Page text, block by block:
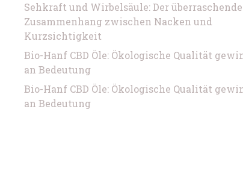
Sehkraft und Wirbelsäule: Der überraschende
Zusammenhang zwischen Nacken und
Kurzsichtigkeit
Bio-Hanf CBD Öle: Ökologische Qualität
an Bedeutung
Bio-Hanf CBD Öle: Ökologische Qualität
an Bedeutung